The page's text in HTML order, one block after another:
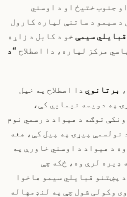
جنوب ختیځ او د اوسني
د سیمو د ساتنې لپاره کارول
سیمې خو د کابل د زاړه
مرکز لپاره، دا اصطلاح “د
برتانوي دا اصطلاح په خپل
په دویمه نیمایي کې،
توګه د هیواد د رسمي نوم
نولسمې پیړۍ په پیل کې، هغه
د هیواد د اوسني خاورې په
ډیره لرې وه، ځکه چې
پښتنو قبایلي سیمو هاخوا
وکولی شول چې په لنډمهاله